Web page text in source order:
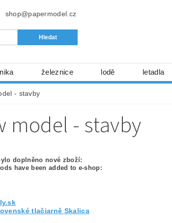
shop@papermodel.cz
železnice lodě letadla
technika
kartony, fólie free download
- stavby
model - stavby
doplněno nové zboží:
have been added to e-shop:
tlačiarně Skalica